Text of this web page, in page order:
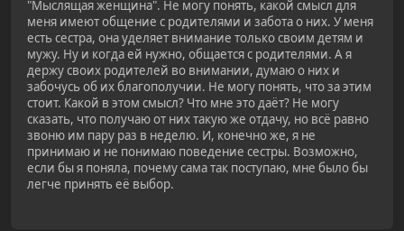
"Мыслящая женщина". Не могу понять, какой смысл для
меня имеют общение с родителями и забота о них. У меня
есть сестра, она уделяет внимание только своим детям и
мужу. Ну и когда ей нужно, общается с родителями. А я
держу своих родителей во внимании, думаю о них и
забочусь об их благополучии. Не могу понять, что за этим
стоит. Какой в этом смысл? Что мне это даёт? Не могу
сказать, что получаю от них такую же отдачу, но всё равно
звоню им пару раз в неделю. И, конечно же, я не
принимаю и не понимаю поведение сестры. Возможно,
если бы я поняла, почему сама так поступаю, мне было бы
легче принять её выбор.